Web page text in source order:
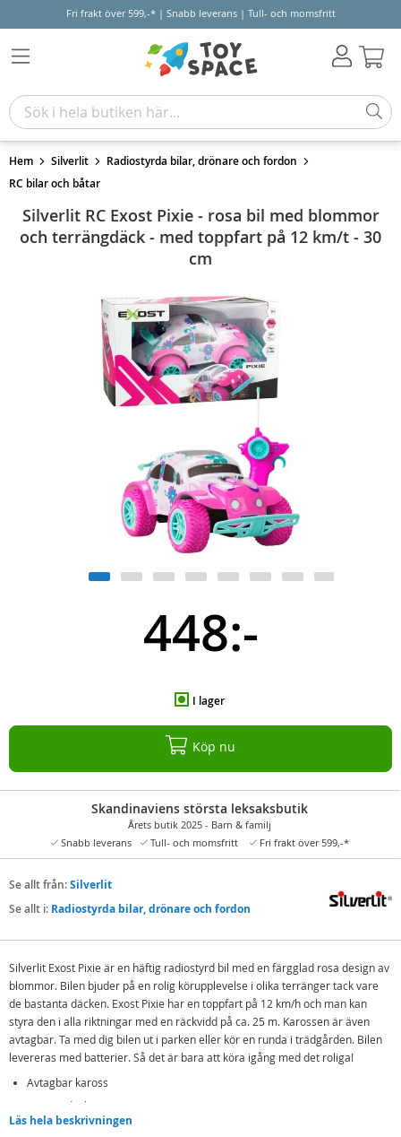
Fri frakt över 599,-* | Snabb leverans | Tull- och momsfritt
Hem Silverlit
Radiostyrda bilar, drönare och fordon
RC bilar och båtar
Silverlit RC Exost Pixie - rosa bil med blommor
och terrängdäck - med toppfart på 12 km/t - 30
cm
448:-
I lager
Köp nu
Skandinaviens största leksaksbutik
Årets butik 2025 - Barn & familj
Snabb leverans
Tull- och momsfritt Fri frakt över 599,-*
Se allt från:Silverlit
Se allt i: Radiostyrda bilar, drönare och fordon
Silverlit Exost Pixie är en häftig radiostyrd bil med en färgglad rosa design av
blommor. Bilen bjuder på en rolig körupplevelse i olika terränger tack vare
de bastanta däcken. Exost Pixie har en toppfart på 12 km/h och man kan
styra den i alla riktningar med en räckvidd på ca. 25 m. Karossen är även
avtagbar. Ta med dig bilen ut i parken eller kör en runda i trädgården. Bilen
levereras med batterier. Så det är bara att köra igång med det roliga!
Avtagbar kaross
Terrängdäck
Körtid: ca. 45 min
Läs hela beskrivningen